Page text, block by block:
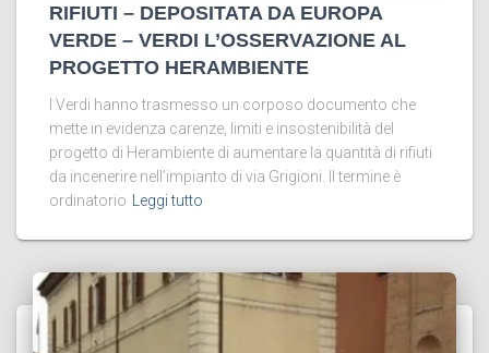
RIFIUTI – DEPOSITATA DA EUROPA
VERDE – VERDI L’OSSERVAZIONE AL
PROGETTO HERAMBIENTE
I Verdi hanno trasmesso un corposo documento che
mette in evidenza carenze, limiti e insostenibilità del
progetto di Herambiente di aumentare la quantità di rifiuti
da incenerire nell’impianto di via Grigioni. Il termine è
ordinatorio
Leggi tutto